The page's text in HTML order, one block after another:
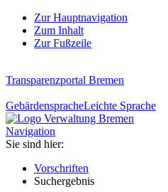
Zur Hauptnavigation
Zum Inhalt
Zur Fußzeile
Transparenzportal Bremen
GebärdenspracheLeichte Sprache
Navigation
Sie sind hier:
Vorschriften
Suchergebnis